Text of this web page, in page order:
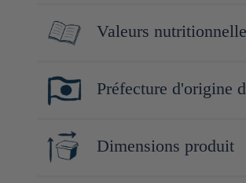
soja, sésame, blé, poisson
Valeurs
Pour 100g :
Énergie : 301kcal/1259kj
Lipides : 23.5g
Dont acides gras saturés : g
Préfecture d'origine
Nagano
Dimensions produit